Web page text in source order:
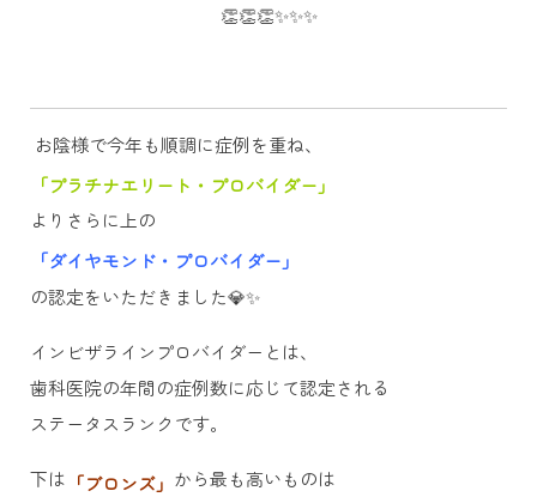
👏👏👏✨✨✨
お陰様で今年も順調に症例を重ね、
「プラチナエリート・プロバイダー」
よりさらに上の
「ダイヤモンド・プロバイダー」
の認定をいただきました💎✨
インビザラインプロバイダーとは、
歯科医院の年間の症例数に応じて認定される
ステータスランクです。
下は 「ブロンズ」 から最も高いものは